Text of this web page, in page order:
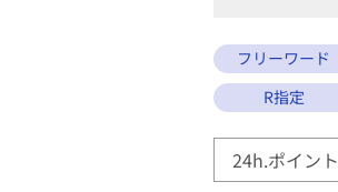
フリーワード
R指定